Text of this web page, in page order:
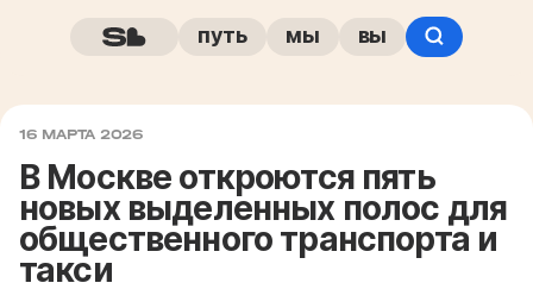
путь мы вы
16 МАРТА 2026
В Москве откроются пять
новых выделенных полос для
общественного транспорта и
такси